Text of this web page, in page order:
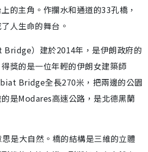
的主角。作攔水和通道的33孔橋，
人生命的舞台。
Bridge）建於2014年，是伊朗政府的
獎的是一位年輕的伊朗女建築師
Bridge全長270米，把兩邊的公園
是Modares高速公路，是北德黑蘭
是大自然。橋的結構是三維的立體